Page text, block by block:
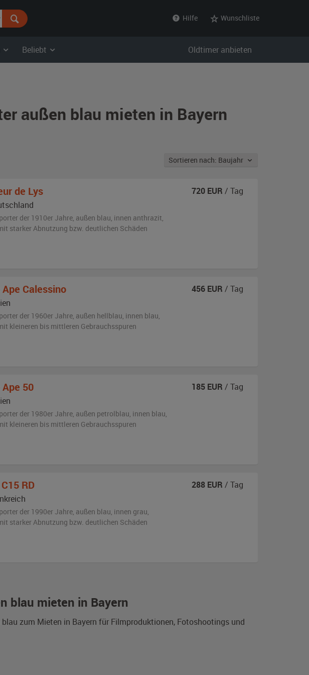
Hilfe Wunschliste
Beliebt Oldtimer anbieten
außen blau mieten in Bayern
Sortieren nach: Baujahr
blau mieten in Bayern
zum Mieten in Bayern für Filmproduktionen, Fotoshootings und
de Lys
der 1910er Jahre, außen blau, innen anthrazit,
starker Abnutzung bzw. deutlichen Schäden
720 EUR / Tag
Ape Calessino
der 1960er Jahre, außen hellblau, innen blau,
kleineren bis mittleren Gebrauchsspuren
456 EUR / Tag
Ape 50
der 1980er Jahre, außen petrolblau, innen blau,
kleineren bis mittleren Gebrauchsspuren
185 EUR / Tag
C15 RD
der 1990er Jahre, außen blau, innen grau,
starker Abnutzung bzw. deutlichen Schäden
288 EUR / Tag